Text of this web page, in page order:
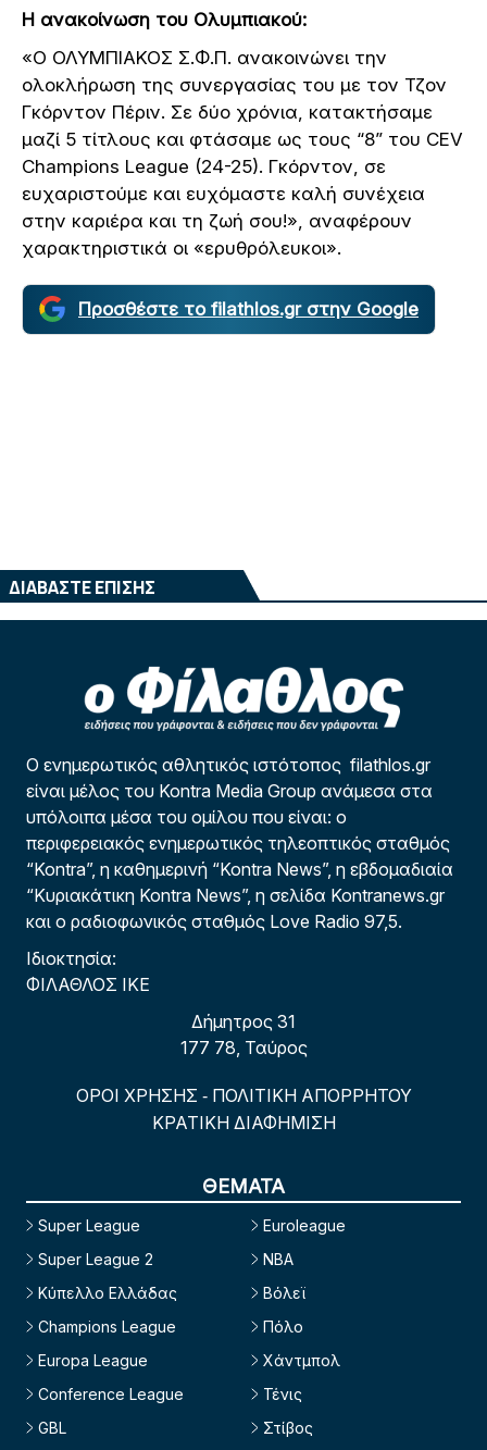
Η ανακοίνωση του Ολυμπιακού:
«Ο ΟΛΥΜΠΙΑΚΟΣ Σ.Φ.Π. ανακοινώνει την
ολοκλήρωση της συνεργασίας του με τον Τζον
Γκόρντον Πέριν. Σε δύο χρόνια, κατακτήσαμε
μαζί 5 τίτλους και φτάσαμε ως τους “8” του CEV
Champions League (24-25). Γκόρντον, σε
ευχαριστούμε και ευχόμαστε καλή συνέχεια
στην καριέρα και τη ζωή σου!», αναφέρουν
χαρακτηριστικά οι «ερυθρόλευκοι».
Προσθέστε το filathlos.gr στην Google
ΔΙΑΒΑΣΤΕ ΕΠΙΣΗΣ
Ο ενημερωτικός αθλητικός ιστότοπος filathlos.gr
είναι μέλος του Kontra Media Group ανάμεσα στα
υπόλοιπα μέσα του ομίλου που είναι: ο
περιφερειακός ενημερωτικός τηλεοπτικός σταθμός
“Kontra”, η καθημερινή “Kontra News”, η εβδομαδιαία
“Κυριακάτικη Kontra News”, η σελίδα Kontranews.gr
και ο ραδιοφωνικός σταθμός Love Radio 97,5.
Ιδιοκτησία:
ΦΙΛΑΘΛΟΣ ΙΚΕ
Δήμητρος 31
177 78, Ταύρος
ΟΡΟΙ ΧΡΗΣΗΣ - ΠΟΛΙΤΙΚΗ ΑΠΟΡΡΗΤΟΥ
ΚΡΑΤΙΚΗ ΔΙΑΦΗΜΙΣΗ
ΘΕΜΑΤΑ
Super League
Super League 2
Κύπελλο Ελλάδας
Champions League
Europa League
Conference League
GBL
Euroleague
NBA
Βόλεϊ
Πόλο
Χάντμπολ
Τένις
Στίβος